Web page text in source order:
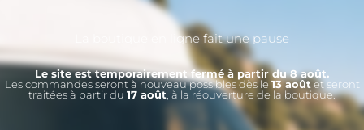
La boutique en ligne fait une pause
Le site est temporairement fermé à partir du 8 août.
Les commandes seront à nouveau possibles dès le 13 août et seront
traitées à partir du 17 août , à la réouverture de la boutique.